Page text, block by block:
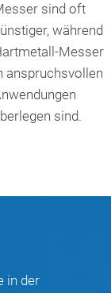
sind oft
während
Messer
anspruchsvollen
sind.
in der